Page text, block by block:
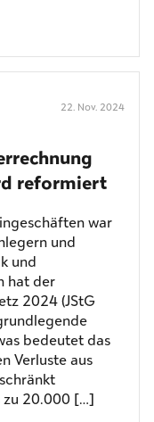
22. Nov. 2024
reformiert
war
und
und
hat der
2024 (JStG
bedeutet das
Verluste aus
zu 20.000 […]